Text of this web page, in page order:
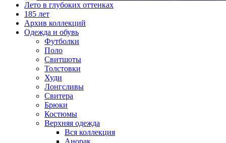
Лето в глубоких оттенках
185 лет
Архив коллекций
Одежда и обувь
Футболки
Поло
Свитшоты
Толстовки
Худи
Лонгсливы
Свитера
Брюки
Костюмы
Верхняя одежда
Вся коллекция
Анорак